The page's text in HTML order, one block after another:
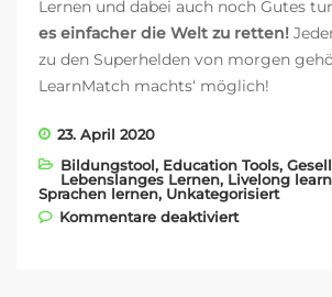
Lernen und dabei auch noch Gutes
es einfacher die Welt zu retten!
zu den Superhelden von morgen
LearnMatch machts‘ möglich!
23. April 2020
Bildungstool, Education Tools,
Lebenslanges Lernen, Livelong
Sprachen lernen, Unkategorisiert
Kommentare deaktiviertfür Mit